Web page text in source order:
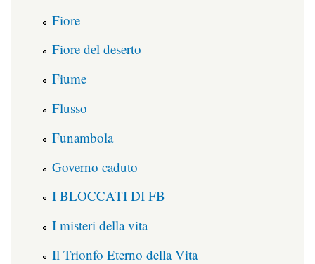
Fiore
Fiore del deserto
Fiume
Flusso
Funambola
Governo caduto
I BLOCCATI DI FB
I misteri della vita
Il Trionfo Eterno della Vita